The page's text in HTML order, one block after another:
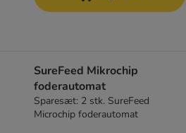
SureFeed Mikrochip
foderautomat
Sparesæt: 2 stk. SureFeed
Microchip foderautomat